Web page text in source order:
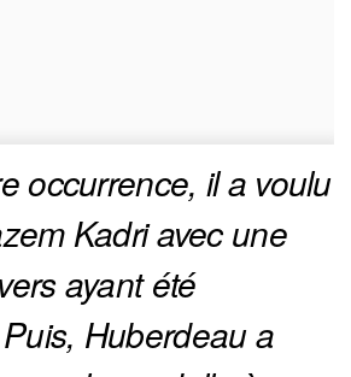
occurrence, il a voulu
Kadri avec une
ayant été
Huberdeau a